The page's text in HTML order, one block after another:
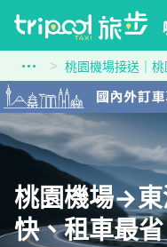
桃園機場接送｜
桃園機場→東
快、租車最省